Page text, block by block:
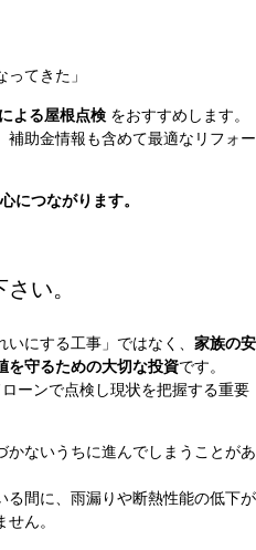
てきた」
よる屋根点検 をおすすめします。
助金情報も含めて最適なリフォー
につながります。
い。
いにする工事」ではなく、 家族の安
を守るための大切な投資です。
ーンで点検し現状を把握する重要
ないうちに進んでしまうことがあ
る間に、雨漏りや断熱性能の低下が
ん。